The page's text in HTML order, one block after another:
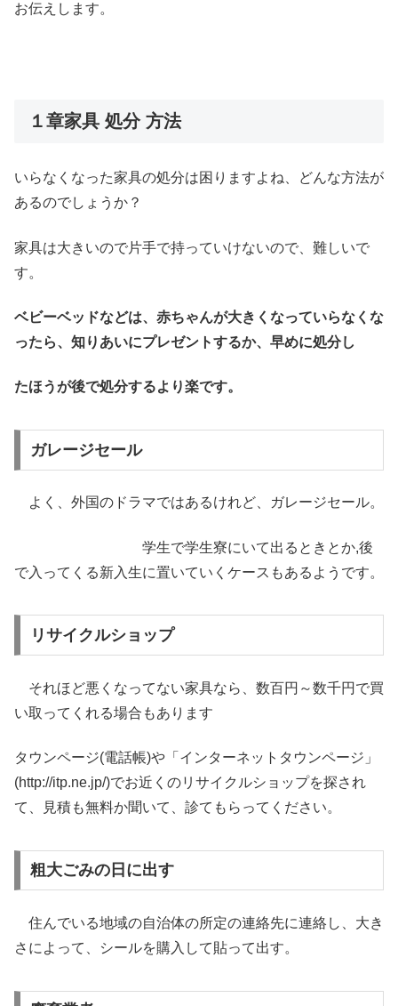
お伝えします。
１章家具 処分 方法
いらなくなった家具の処分は困りますよね、どんな方法が
あるのでしょうか？
家具は大きいので片手で持っていけないので、難しいで
す。
ベビーベッドなどは、赤ちゃんが大きくなっていらなくな
ったら、知りあいにプレゼントするか、早めに処分し
たほうが後で処分するより楽です。
ガレージセール
よく、外国のドラマではあるけれど、ガレージセール。
学生で学生寮にいて出るときとか,後
で入ってくる新入生に置いていくケースもあるようです。
リサイクルショップ
それほど悪くなってない家具なら、数百円～数千円で買
い取ってくれる場合もあります
タウンページ(電話帳)や「インターネットタウンページ」
(http://itp.ne.jp/)でお近くのリサイクルショップを探され
て、見積も無料か聞いて、診てもらってください。
粗大ごみの日に出す
住んでいる地域の自治体の所定の連絡先に連絡し、大き
さによって、シールを購入して貼って出す。